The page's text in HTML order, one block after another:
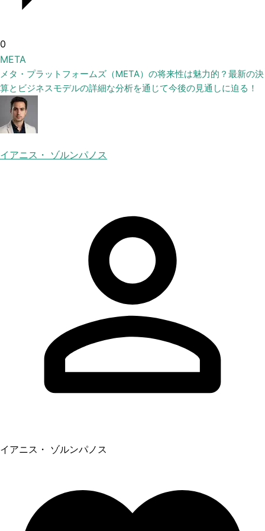
0
META
メタ・プラットフォームズ（META）の将来性は魅力的？最新の決
算とビジネスモデルの詳細な分析を通じて今後の見通しに迫る！
イアニス・ ゾルンパノス
イアニス・ ゾルンパノス